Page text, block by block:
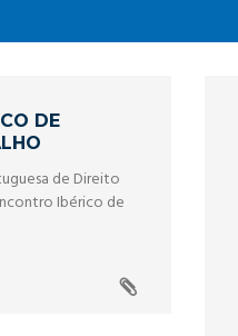
DE
de Direito
Ibérico de